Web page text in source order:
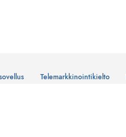
Telemarkkinointikielto